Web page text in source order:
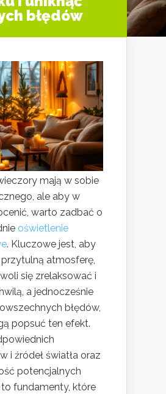
błędów
mają w sobie
ale aby w
warto zadbać o
oświetlenie
. Kluczowe jest, aby
atmosferę,
się zrelaksować i
a jednocześnie
błędów,
popsuć ten efekt.
i źródeł światła oraz
potencjalnych
fundamenty, które